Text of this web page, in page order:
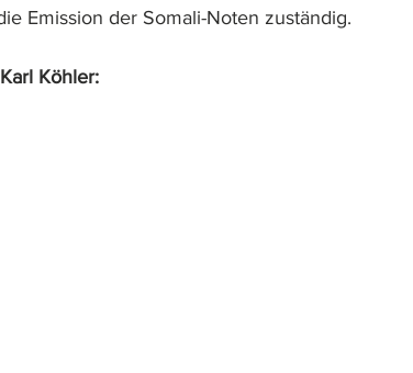
Emission der Somali-Noten zuständig.
Köhler: